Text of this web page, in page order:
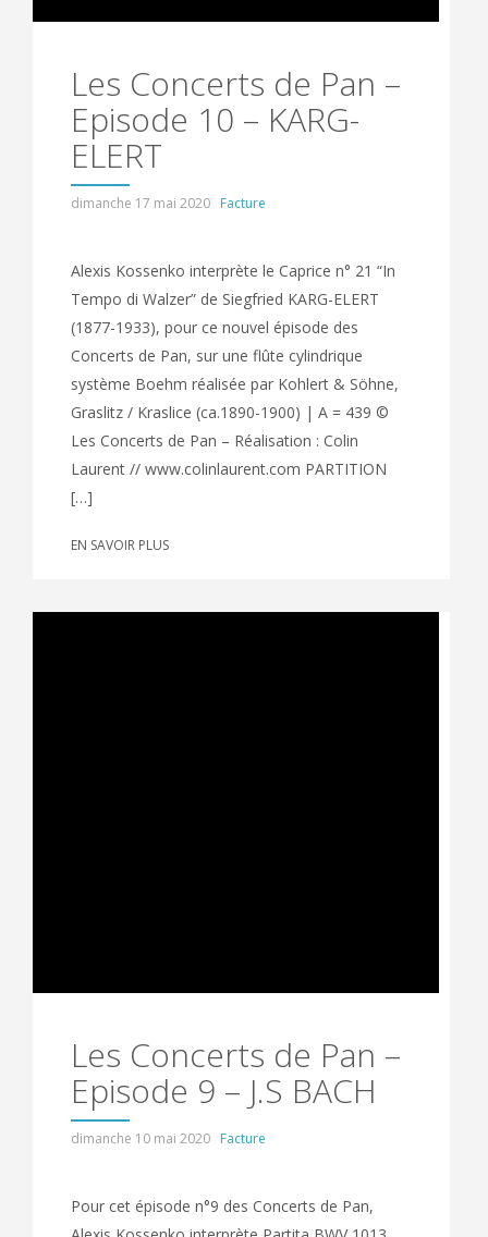
Les Concerts de Pan –
Episode 10 – KARG-
ELERT
dimanche 17 mai 2020 Facture
Alexis Kossenko interprète le Caprice n° 21 “In
Tempo di Walzer” de Siegfried KARG-ELERT
(1877-1933), pour ce nouvel épisode des
Concerts de Pan, sur une flûte cylindrique
système Boehm réalisée par Kohlert & Söhne,
Graslitz / Kraslice (ca.1890-1900) | A = 439 ©
Les Concerts de Pan – Réalisation : Colin
Laurent // www.colinlaurent.com PARTITION
[…]
EN SAVOIR PLUS
Les Concerts de Pan –
Episode 9 – J.S BACH
dimanche 10 mai 2020 Facture
Pour cet épisode n°9 des Concerts de Pan,